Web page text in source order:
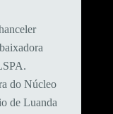
do Núcleo
de Luanda